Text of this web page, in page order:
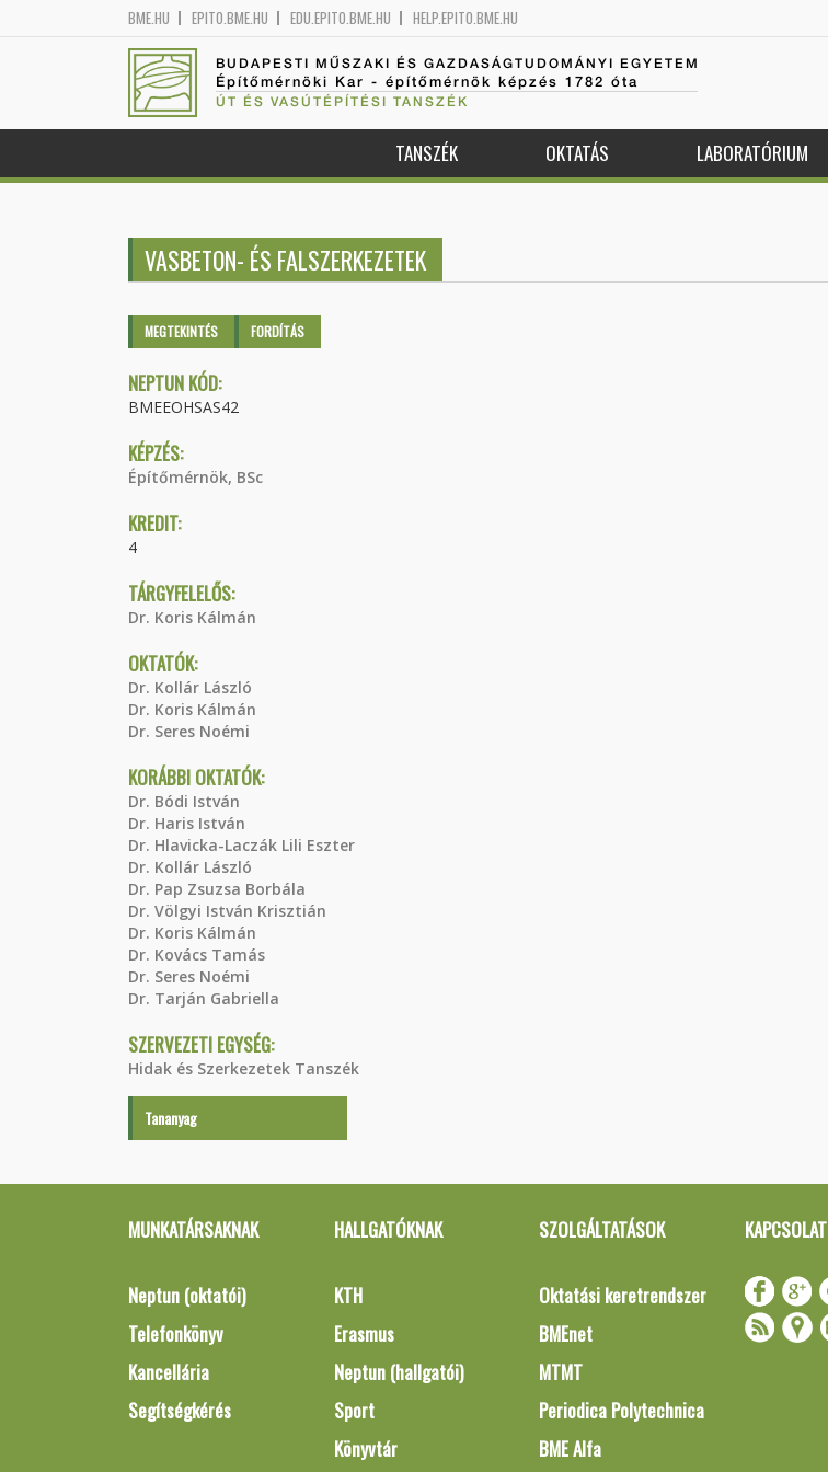
BME.HU EPITO.BME.HU EDU.EPITO.BME.HU HELP.EPITO.BME.HU
BUDAPESTI MŰSZAKI ÉS GAZDASÁGTUDOMÁNYI EGYETEM
Építőmérnöki Kar - építőmérnök képzés 1782 óta
ÚT ÉS VASÚTÉPÍTÉSI TANSZÉK
TANSZÉK OKTATÁS LABORATÓRIUM
VASBETON- ÉS FALSZERKEZETEK
Elsődleges fülek
MEGTEKINTÉS (AKTÍVFORDÍTÁS
NEPTUN KÓD:
BMEEOHSAS42
KÉPZÉS:
Építőmérnök, BSc
KREDIT:
4
TÁRGYFELELŐS:
Dr. Koris Kálmán
OKTATÓK:
Dr. Kollár László
Dr. Koris Kálmán
Dr. Seres Noémi
KORÁBBI OKTATÓK:
Dr. Bódi István
Dr. Haris István
Dr. Hlavicka-Laczák Lili Eszter
Dr. Kollár László
Dr. Pap Zsuzsa Borbála
Dr. Völgyi István Krisztián
Dr. Koris Kálmán
Dr. Kovács Tamás
Dr. Seres Noémi
Dr. Tarján Gabriella
SZERVEZETI EGYSÉG:
Hidak és Szerkezetek Tanszék
Tananyag
MUNKATÁRSAKNAK
Neptun (oktatói)
Telefonkönyv
Kancellária
Segítségkérés
HALLGATÓKNAK
KTH
Erasmus
Neptun (hallgatói)
Sport
Könyvtár
SZOLGÁLTATÁSOK
Oktatási keretrendszer
BMEnet
MTMT
Periodica Polytechnica
BME Alfa
KAPCSOLAT